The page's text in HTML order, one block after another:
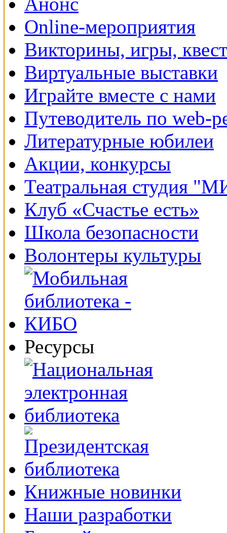
Online-мероприятия
Викторины, игры,
Виртуальные выставки
Играйте вместе с нами
Путеводитель по web-
Литературные юбилеи
Акции, конкурсы
Театральная студия
Клуб «Счастье есть»
Школа безопасности
Волонтеры культуры
Ресурсы
Книжные новинки
Наши разработки